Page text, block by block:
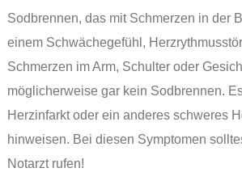
Sodbrennen, das mit Schmerzen in der
einem Schwächegefühl,
Schmerzen im Arm, Schulter oder
möglicherweise gar kein Sodbrennen.
Herzinfarkt oder ein anderes schweres
hinweisen. Bei diesen Symptomen
Notarzt rufen!